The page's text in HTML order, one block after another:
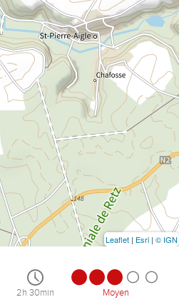
2h 30min Moyen
Leaflet | Esri | © IGN